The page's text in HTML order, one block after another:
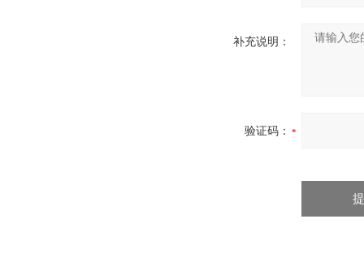
补充说明：
验证码：